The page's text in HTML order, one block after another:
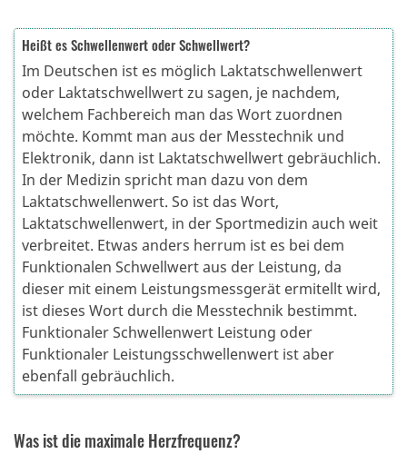
Heißt es Schwellenwert oder Schwellwert?
Im Deutschen ist es möglich Laktatschwellenwert
oder Laktatschwellwert zu sagen, je nachdem,
welchem Fachbereich man das Wort zuordnen
möchte. Kommt man aus der Messtechnik und
Elektronik, dann ist Laktatschwellwert gebräuchlich.
In der Medizin spricht man dazu von dem
Laktatschwellenwert. So ist das Wort,
Laktatschwellenwert, in der Sportmedizin auch weit
verbreitet. Etwas anders herrum ist es bei dem
Funktionalen Schwellwert aus der Leistung, da
dieser mit einem Leistungsmessgerät ermitellt wird,
ist dieses Wort durch die Messtechnik bestimmt.
Funktionaler Schwellenwert Leistung oder
Funktionaler Leistungsschwellenwert ist aber
ebenfall gebräuchlich.
Was ist die maximale Herzfrequenz?